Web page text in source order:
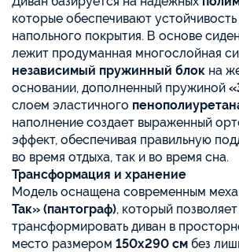
которые обеспечивают
напольного покрытия. В основе
лежит продуманная многослойная
независимый пружинный блок на
основании, дополненный пружиной
слоем эластичного
наполнение создает выраженный
эффект, обеспечивая правильную
во время отдыха, так и во время сна.
Трансформация и хранение
Модель оснащена современным
Так» (пантограф), который позволяет
трансформировать диван в
место размером 150х290 см без